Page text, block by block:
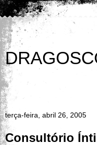
Agora é o Caos; no
confusão
terça-feira, abril 26, 2005
Consultório